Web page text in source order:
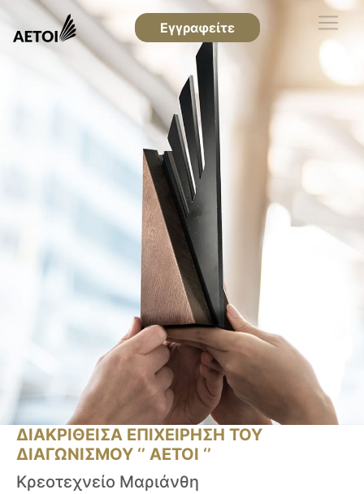
Εγγραφείτε
ΔΙΑΚΡΙΘΕΙΣΑ ΕΠΙΧΕΙΡΗΣΗ ΤΟΥ
ΔΙΑΓΩΝΙΣΜΟΥ ‘’ ΑΕΤΟΙ ‘’
Κρεοτεχνείο Μαριάνθη